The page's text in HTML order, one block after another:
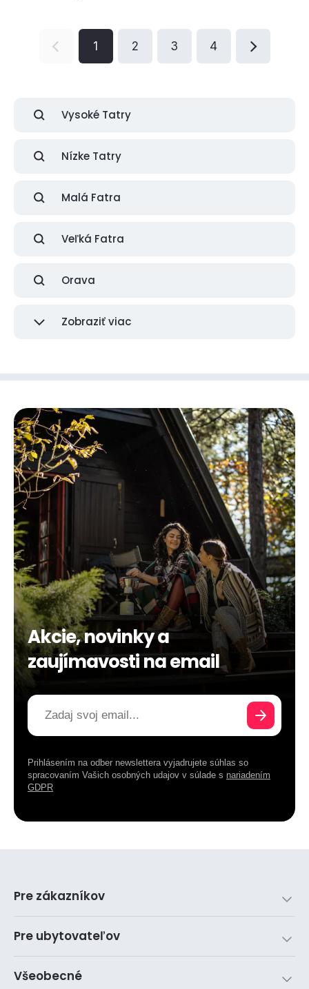
1 2 3 4
Vysoké Tatry
Nízke Tatry
Malá Fatra
Veľká Fatra
Orava
Zobraziť viac
Akcie, novinky a
zaujímavosti na email
Prihlásením na odber newslettera vyjadrujete súhlas so
spracovaním Vašich osobných udajov v súlade s nariadením
GDPR
Pre zákazníkov
Pre ubytovateľov
Všeobecné